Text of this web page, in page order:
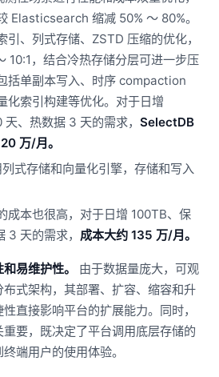
Elasticsearch 缩减 50% ～ 80%。
引、列式存储、ZSTD 压缩的优化，
10:1，结合冷热存储分层可进一步压
括单副本写入、时序 compaction
化索引构建等优化。对于日增
、热数据 3 天的需求， SelectDB
万/月。
式存储和向量化引擎，存储和写入
成本也很高，对于日增 100TB、保
3 天的需求， 成本大约 135 万/月。
易维护性。
由于数据量庞大，可观
式架构，其部署、扩容、缩容和升
直接影响平台的扩展能力。同时，
要，既决定了平台调用底层存储的
端用户的使用体验。